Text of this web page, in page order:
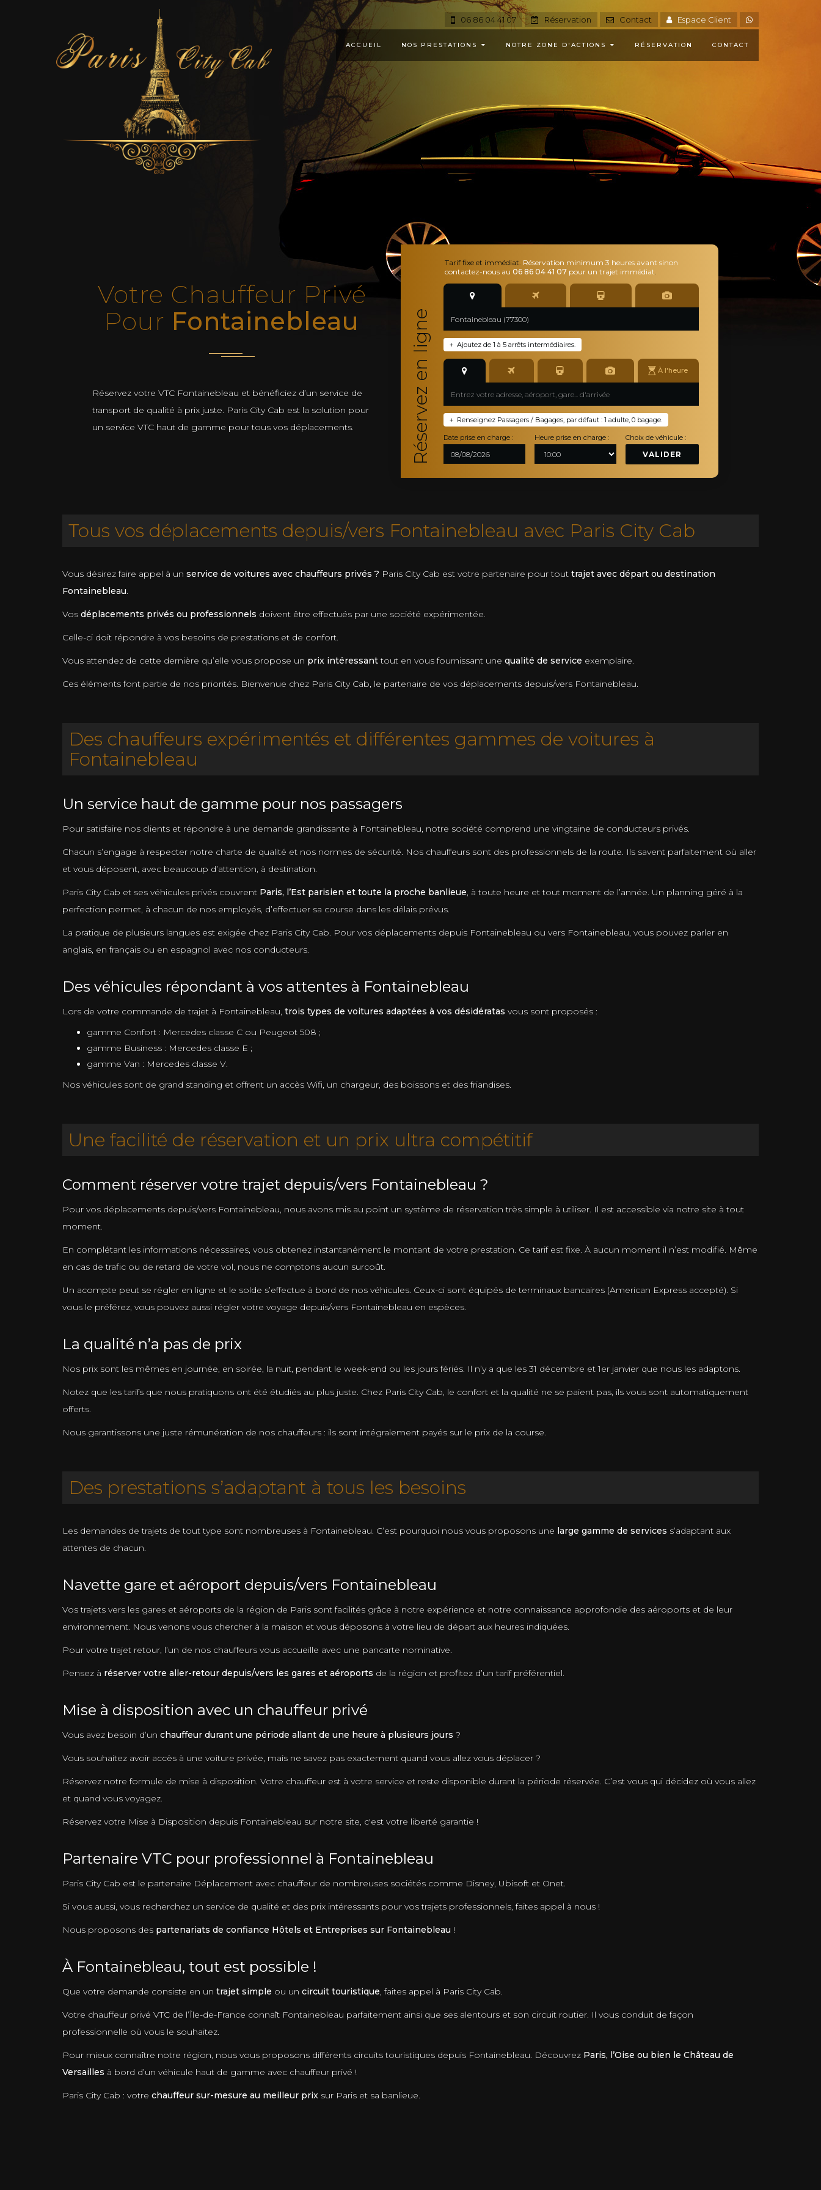
06 86 04 41 07 Réservation Contact Espace Client
ACCUEIL NOS PRESTATIONS NOTRE ZONE D'ACTIONS RÉSERVATION CONTACT
Votre Chauffeur Privé
Pour Fontainebleau
Réservez votre VTC Fontainebleau et bénéficiez d’un service de
transport de qualité à prix juste. Paris City Cab est la solution pour
un service VTC haut de gamme pour tous vos déplacements.
Réservez en ligne
Tarif fixe et immédiat. Réservation minimum 3 heures avant sinon
contactez-nous au 06 86 04 41 07pour un trajet immédiat.
Ajoutez de 1 à 5 arrêts intermédiaires.
+
À l'heure
Renseignez Passagers / Bagages, par défaut : 1 adulte, 0 bagage.
+
Date prise en charge : Heure prise en charge : Choix de véhicule :
VALIDER
Tous vos déplacements depuis/vers Fontainebleau avec Paris City Cab
Vous désirez faire appel à un service de voitures avec chauffeurs privés ? Paris City Cab est votre partenaire pour tout trajet avec départ ou destination
Fontainebleau.
Vos déplacements privés ou professionnels doivent être effectués par une société expérimentée.
Celle-ci doit répondre à vos besoins de prestations et de confort.
Vous attendez de cette dernière qu’elle vous propose un prix intéressanttout en vous fournissant une qualité de service exemplaire.
Ces éléments font partie de nos priorités. Bienvenue chez Paris City Cab, le partenaire de vos déplacements depuis/vers Fontainebleau.
Des chauffeurs expérimentés et différentes gammes de voitures à
Fontainebleau
Un service haut de gamme pour nos passagers
Pour satisfaire nos clients et répondre à une demande grandissante à Fontainebleau, notre société comprend une vingtaine de conducteurs privés.
Chacun s’engage à respecter notre charte de qualité et nos normes de sécurité. Nos chauffeurs sont des professionnels de la route. Ils savent parfaitement où aller
et vous déposent, avec beaucoup d’attention, à destination.
Paris City Cab et ses véhicules privés couvrent Paris, l’Est parisien et toute la proche banlieue, à toute heure et tout moment de l’année. Un planning géré à la
perfection permet, à chacun de nos employés, d’effectuer sa course dans les délais prévus.
La pratique de plusieurs langues est exigée chez Paris City Cab. Pour vos déplacements depuis Fontainebleau ou vers Fontainebleau, vous pouvez parler en
anglais, en français ou en espagnol avec nos conducteurs.
Des véhicules répondant à vos attentes à Fontainebleau
Lors de votre commande de trajet à Fontainebleau, trois types de voitures adaptées à vos désidératas vous sont proposés :
gamme Confort : Mercedes classe C ou Peugeot 508 ;
gamme Business : Mercedes classe E ;
gamme Van : Mercedes classe V.
Nos véhicules sont de grand standing et offrent un accès Wifi, un chargeur, des boissons et des friandises.
Une facilité de réservation et un prix ultra compétitif
Comment réserver votre trajet depuis/vers Fontainebleau ?
Pour vos déplacements depuis/vers Fontainebleau, nous avons mis au point un système de réservation très simple à utiliser. Il est accessible via notre site à tout
moment.
En complétant les informations nécessaires, vous obtenez instantanément le montant de votre prestation. Ce tarif est fixe. À aucun moment il n’est modifié. Même
en cas de trafic ou de retard de votre vol, nous ne comptons aucun surcoût.
Un acompte peut se régler en ligne et le solde s’effectue à bord de nos véhicules. Ceux-ci sont équipés de terminaux bancaires (American Express accepté). Si
vous le préférez, vous pouvez aussi régler votre voyage depuis/vers Fontainebleau en espèces.
La qualité n’a pas de prix
Nos prix sont les mêmes en journée, en soirée, la nuit, pendant le week-end ou les jours fériés. Il n’y a que les 31 décembre et 1er janvier que nous les adaptons.
Notez que les tarifs que nous pratiquons ont été étudiés au plus juste. Chez Paris City Cab, le confort et la qualité ne se paient pas, ils vous sont automatiquement
offerts.
Nous garantissons une juste rémunération de nos chauffeurs : ils sont intégralement payés sur le prix de la course.
Des prestations s’adaptant à tous les besoins
Les demandes de trajets de tout type sont nombreuses à Fontainebleau. C’est pourquoi nous vous proposons une large gamme de services s’adaptant aux
attentes de chacun.
Navette gare et aéroport depuis/vers Fontainebleau
Vos trajets vers les gares et aéroports de la région de Paris sont facilités grâce à notre expérience et notre connaissance approfondie des aéroports et de leur
environnement. Nous venons vous chercher à la maison et vous déposons à votre lieu de départ aux heures indiquées.
Pour votre trajet retour, l’un de nos chauffeurs vous accueille avec une pancarte nominative.
Pensez à réserver votre aller-retour depuis/vers les gares et aéroports de la région et profitez d’un tarif préférentiel.
Mise à disposition avec un chauffeur privé
Vous avez besoin d’un chauffeur durant une période allant de une heure à plusieurs jours ?
Vous souhaitez avoir accès à une voiture privée, mais ne savez pas exactement quand vous allez vous déplacer ?
Réservez notre formule de mise à disposition. Votre chauffeur est à votre service et reste disponible durant la période réservée. C’est vous qui décidez où vous allez
et quand vous voyagez.
Réservez votre Mise à Disposition depuis Fontainebleau sur notre site, c'est votre liberté garantie !
Partenaire VTC pour professionnel à Fontainebleau
Paris City Cab est le partenaire Déplacement avec chauffeur de nombreuses sociétés comme Disney, Ubisoft et Onet.
Si vous aussi, vous recherchez un service de qualité et des prix intéressants pour vos trajets professionnels, faites appel à nous !
Nous proposons des partenariats de confiance Hôtels et Entreprises sur Fontainebleau !
À Fontainebleau, tout est possible !
Que votre demande consiste en un trajet simple ou un circuit touristique, faites appel à Paris City Cab.
Votre chauffeur privé VTC de l’Île-de-France connaît Fontainebleau parfaitement ainsi que ses alentours et son circuit routier. Il vous conduit de façon
professionnelle où vous le souhaitez.
Pour mieux connaître notre région, nous vous proposons différents circuits touristiques depuis Fontainebleau. Découvrez Paris, l’Oise ou bien le Château de
Versailles à bord d’un véhicule haut de gamme avec chauffeur privé !
Paris City Cab : votre chauffeur sur-mesure au meilleur prix sur Paris et sa banlieue.